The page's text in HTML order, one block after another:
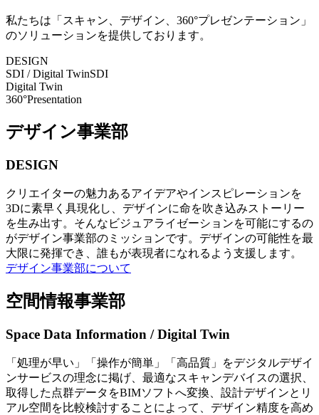
私たちは「スキャン、デザイン、360°プレゼンテーション」
のソリューションを提供しております。
DESIGN
SDI / Digital TwinSDI
Digital Twin
360°Presentation
デザイン事業部
DESIGN
クリエイターの魅力あるアイデアやインスピレーションを
3Dに素早く具現化し、デザインに命を吹き込みストーリー
を生み出す。そんなビジュアライゼーションを可能にするの
がデザイン事業部のミッションです。デザインの可能性を最
大限に発揮でき、誰もが表現者になれるよう支援します。
デザイン事業部について
空間情報事業部
Space Data Information / Digital Twin
「処理が早い」「操作が簡単」「高品質」をデジタルデザイ
ンサービスの理念に掲げ、最適なスキャンデバイスの選択、
取得した点群データをBIMソフトへ変換、設計デザインとリ
アル空間を比較検討することによって、デザイン精度を高め